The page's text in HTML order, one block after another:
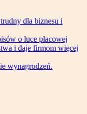
dla biznesu i
o luce płacowej
i daje firmom więcej
wynagrodzeń.